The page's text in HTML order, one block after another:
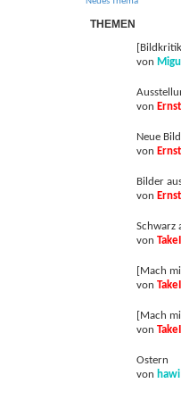
THEMEN
von
von
Neue
von
Bilder
von
Schwarz
von
[Mach
von
[Mach
von
Ostern
von